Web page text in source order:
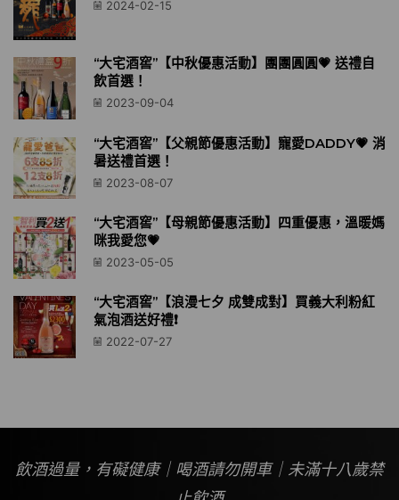
2024-02-15
“大宅酒窖”【中秋優惠活動】團團圓圓💗 送禮自
飲首選！
2023-09-04
“大宅酒窖”【父親節優惠活動】寵愛DADDY💗 消
暑送禮首選！
2023-08-07
“大宅酒窖”【母親節優惠活動】四重優惠，溫暖媽
咪我愛您💗
2023-05-05
“大宅酒窖”【浪漫七夕 成雙成對】買義大利粉紅
氣泡酒送好禮❗️
2022-07-27
飲酒過量，有礙健康｜喝酒請勿開車｜未滿十八歲禁